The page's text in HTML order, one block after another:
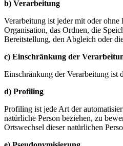
b) Verarbeitung
Verarbeitung ist jeder mit oder ohne
Organisation, das Ordnen, die
Bereitstellung, den Abgleich oder
c) Einschränkung der
Einschränkung der Verarbeitung ist
d) Profiling
Profiling ist jede Art der
natürliche Person beziehen, zu
Ortswechsel dieser natürlichen